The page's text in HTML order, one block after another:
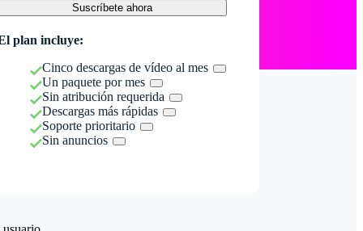
Suscríbete ahora
plan incluye:
Cinco descargas de vídeo al mes
Un paquete por mes
Sin atribución requerida
Descargas más rápidas
Soporte prioritario
Sin anuncios